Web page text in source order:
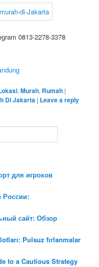
0813-2278-3378
,Murah, Rumah |
Di Jakarta | Leave a reply
для игроков
России:
сайт: Обзор
Pulsuz fırlanmalar
to a Cautious Strategy